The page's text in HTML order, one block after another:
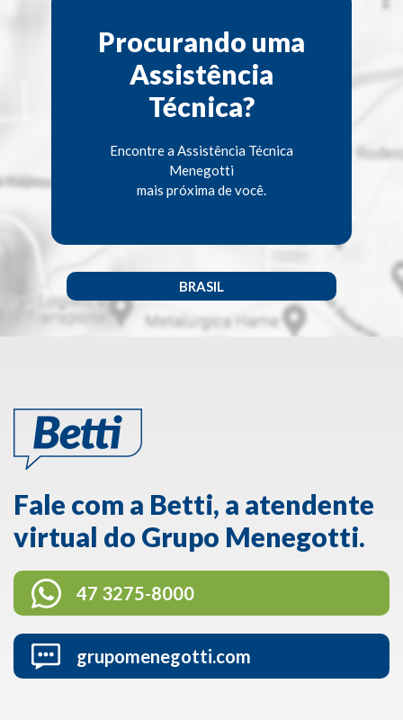
Procurando uma
Assistência
Técnica?
Encontre a Assistência Técnica
Menegotti
mais próxima de você.
BRASIL
Fale com a Betti, a atendente
virtual do Grupo Menegotti.
47 3275-8000
grupomenegotti.com